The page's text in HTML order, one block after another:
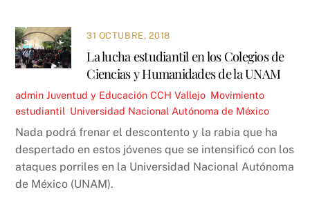
31 OCTUBRE, 2018
La lucha estudiantil en los Colegios de
Ciencias y Humanidades de la UNAM
admin Juventud y Educación CCH Vallejo Movimiento
estudiantil Universidad Nacional Autónoma de México
Nada podrá frenar el descontento y la rabia que ha
despertado en estos jóvenes que se intensificó con los
ataques porriles en la Universidad Nacional Autónoma
de México (UNAM).